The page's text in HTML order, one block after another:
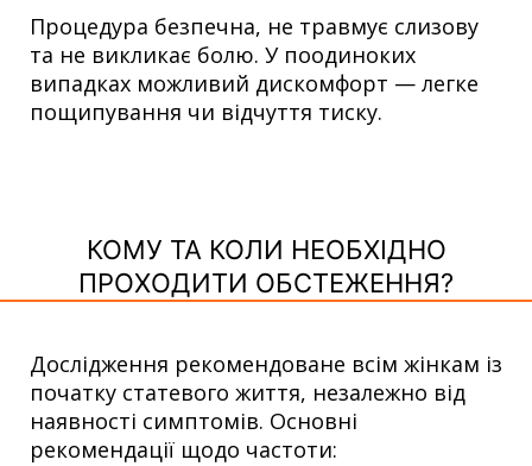
Процедура безпечна, не травмує слизову
та не викликає болю. У поодиноких
випадках можливий дискомфорт — легке
пощипування чи відчуття тиску.
КОМУ ТА КОЛИ НЕОБХІДНО
ПРОХОДИТИ ОБСТЕЖЕННЯ?
Дослідження рекомендоване всім жінкам із
початку статевого життя, незалежно від
наявності симптомів. Основні
рекомендації щодо частоти: